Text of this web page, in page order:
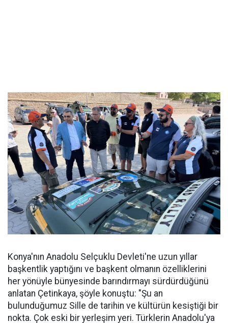
Konya'nın Anadolu Selçuklu Devleti'ne uzun yıllar
başkentlik yaptığını ve başkent olmanın özelliklerini
her yönüyle bünyesinde barındırmayı sürdürdüğünü
anlatan Çetinkaya, şöyle konuştu: "Şu an
bulunduğumuz Sille de tarihin ve kültürün kesiştiği bir
nokta. Çok eski bir yerleşim yeri. Türklerin Anadolu'ya